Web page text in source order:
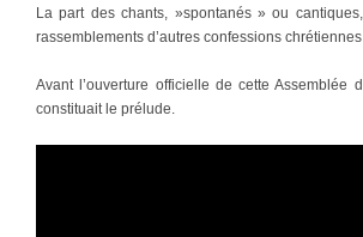
La part des chants, »spontanés » ou
rassemblements d’autres confessions
Avant l’ouverture officielle de cette
constituait le prélude.